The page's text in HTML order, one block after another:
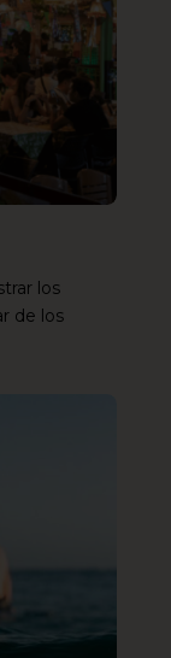
los
de los